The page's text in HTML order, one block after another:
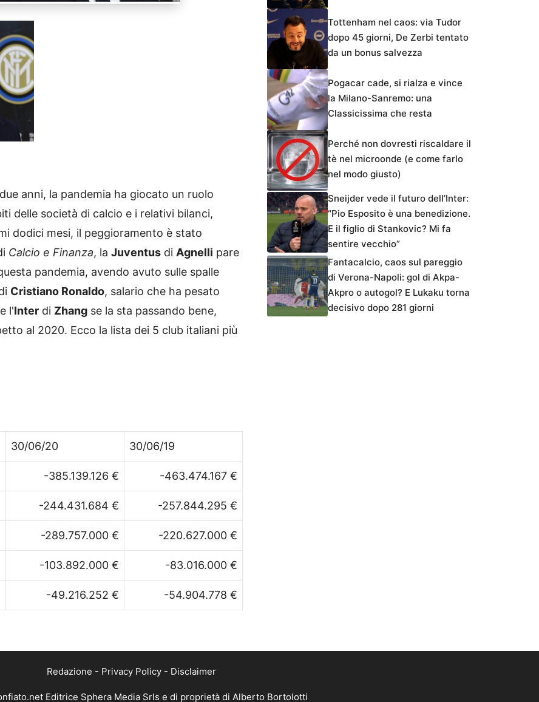
anni, la pandemia ha giocato un ruolo
delle società di calcio e i relativi bilanci,
dodici mesi, il peggioramento è stato
Calcio e Finanza, la Juventus di Agnelli pare
pandemia, avendo avuto sulle spalle
Cristiano Ronaldo, salario che ha pesato
l'Inter di Zhang se la sta passando bene,
al 2020. Ecco la lista dei 5 club italiani più
30/06/20 30/06/19
-385.139.126 € -463.474.167 €
-244.431.684 € -257.844.295 €
-289.757.000 € -220.627.000 €
-103.892.000 € -83.016.000 €
-49.216.252 € -54.904.778 €
Tottenham nel caos: via Tudor
dopo 45 giorni, De Zerbi tentato
da un bonus salvezza
Pogacar cade, si rialza e vince
la Milano-Sanremo: una
Classicissima che resta
Perché non dovresti riscaldare il
tè nel microonde (e come farlo
nel modo giusto)
Sneijder vede il futuro dell’Inter:
“Pio Esposito è una benedizione.
E il figlio di Stankovic? Mi fa
sentire vecchio”
Fantacalcio, caos sul pareggio
di Verona-Napoli: gol di Akpa-
Akpro o autogol? E Lukaku torna
decisivo dopo 281 giorni
Redazione - Privacy Policy- Disclaimer
Editrice Sphera Media Srls e di proprietà di Alberto Bortolotti